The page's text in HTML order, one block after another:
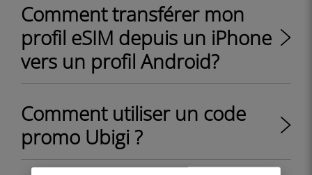
Comment transférer mon
profil eSIM depuis un iPhone
vers un profil Android?
Comment utiliser un code
promo Ubigi ?